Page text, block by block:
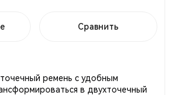
Сравнить
ремень с удобным
в двухточечный